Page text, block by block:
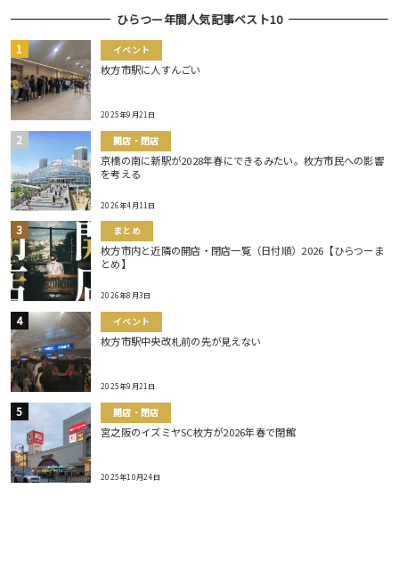
ひらつー年間人気記事ベスト10
イベント
枚方市駅に人すんごい
2025年9月21日
開店・閉店
京橋の南に新駅が2028年春にできるみたい。枚方市民への影響
を考える
2026年4月11日
まとめ
枚方市内と近隣の開店・閉店一覧（日付順）2026【ひらつーま
とめ】
2026年8月3日
イベント
枚方市駅中央改札前の先が見えない
2025年9月21日
開店・閉店
宮之阪のイズミヤSC枚方が2026年春で閉館
2025年10月24日